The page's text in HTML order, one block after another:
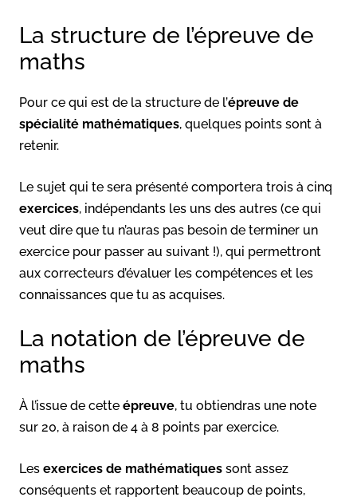
La structure de l’épreuve de
maths
Pour ce qui est de la structure de l’épreuve de
spécialité mathématiques, quelques points sont à
retenir.
Le sujet qui te sera présenté comportera trois à cinq
exercices, indépendants les uns des autres (ce qui
veut dire que tu n’auras pas besoin de terminer un
exercice pour passer au suivant !), qui permettront
aux correcteurs d’évaluer les compétences et les
connaissances que tu as acquises.
La notation de l’épreuve de
maths
À l’issue de cette épreuve, tu obtiendras une note
sur 20, à raison de 4 à 8 points par exercice.
Les exercices de mathématiques sont assez
conséquents et rapportent beaucoup de points,